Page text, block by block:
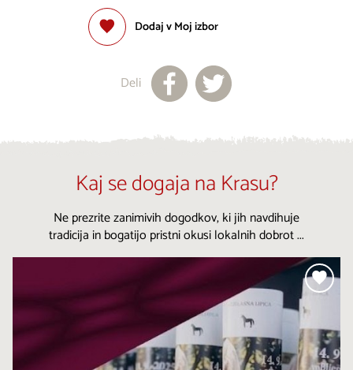
Dodaj v Moj izbor
Deli
Kaj se dogaja na Krasu?
Ne prezrite zanimivih dogodkov, ki jih navdihuje
tradicija in bogatijo pristni okusi lokalnih dobrot ...